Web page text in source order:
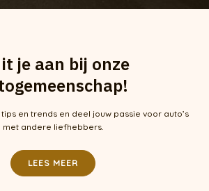
je aan bij onze
en trends en deel jouw passie voor auto’s
met andere liefhebbers.
LEES MEER